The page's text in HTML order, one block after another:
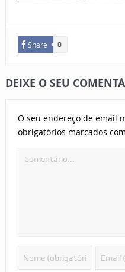
Share 0
DEIXE O SEU
O seu endereço de email
obrigatórios marcados com